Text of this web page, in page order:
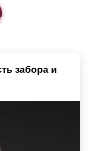
забора и